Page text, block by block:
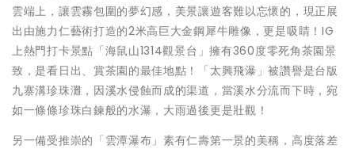
雲端上，讓雲霧包圍的夢幻感，美景讓遊客難以忘懷的，現正展
出由施力仁藝術打造的2米高巨大金鋼犀牛雕像，更是吸睛！IG
上熱門打卡景點「海鼠山1314觀景台」擁有360度零死角茶園景
致，是看日出、賞茶園的最佳地點！「太興飛瀑」被讚譽是台版
九寨溝珍珠灘，因溪水侵蝕而成的渠道，當溪水分流而下時，宛
如一條條珍珠白鍊般的水瀑，大雨過後更是壯觀！
另一備受推崇的「雲潭瀑布」素有仁壽第一景的美稱，高度落差